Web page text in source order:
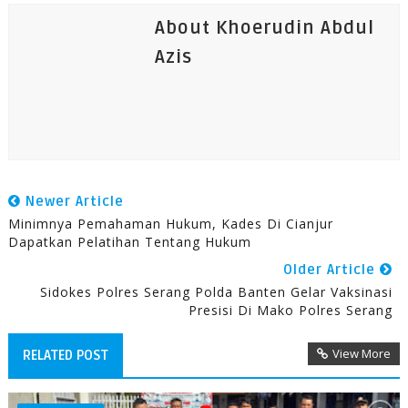
About Khoerudin Abdul
Azis
Newer Article
Minimnya Pemahaman Hukum, Kades Di Cianjur
Dapatkan Pelatihan Tentang Hukum
Older Article
Sidokes Polres Serang Polda Banten Gelar Vaksinasi
Presisi Di Mako Polres Serang
RELATED POST View More